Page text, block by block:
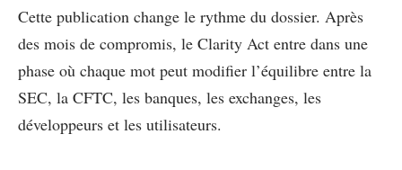
Cette publication change le rythme du dossier. Après
des mois de compromis, le Clarity Act entre dans une
phase où chaque mot peut modifier l’équilibre entre la
SEC, la CFTC, les banques, les exchanges, les
développeurs et les utilisateurs.